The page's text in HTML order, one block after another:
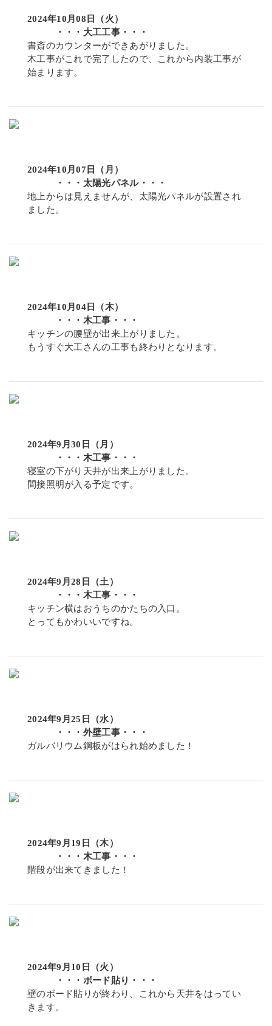
2024年10月08日（火）
・・・大工工事・・・
書斎のカウンターができあがりました。
木工事がこれで完了したので、これから内装工事が
始まります。
2024年10月07日（月）
・・・太陽光パネル・・・
地上からは見えませんが、太陽光パネルが設置され
ました。
2024年10月04日（木）
・・・木工事・・・
キッチンの腰壁が出来上がりました。
もうすぐ大工さんの工事も終わりとなります。
2024年9月30日（月）
・・・木工事・・・
寝室の下がり天井が出来上がりました。
間接照明が入る予定です。
2024年9月28日（土）
・・・木工事・・・
キッチン横はおうちのかたちの入口。
とってもかわいいですね。
2024年9月25日（水）
・・・外壁工事・・・
ガルバリウム鋼板がはられ始めました！
2024年9月19日（木）
・・・木工事・・・
階段が出来てきました！
2024年9月10日（火）
・・・ボード貼り・・・
壁のボード貼りが終わり、これから天井をはってい
きます。